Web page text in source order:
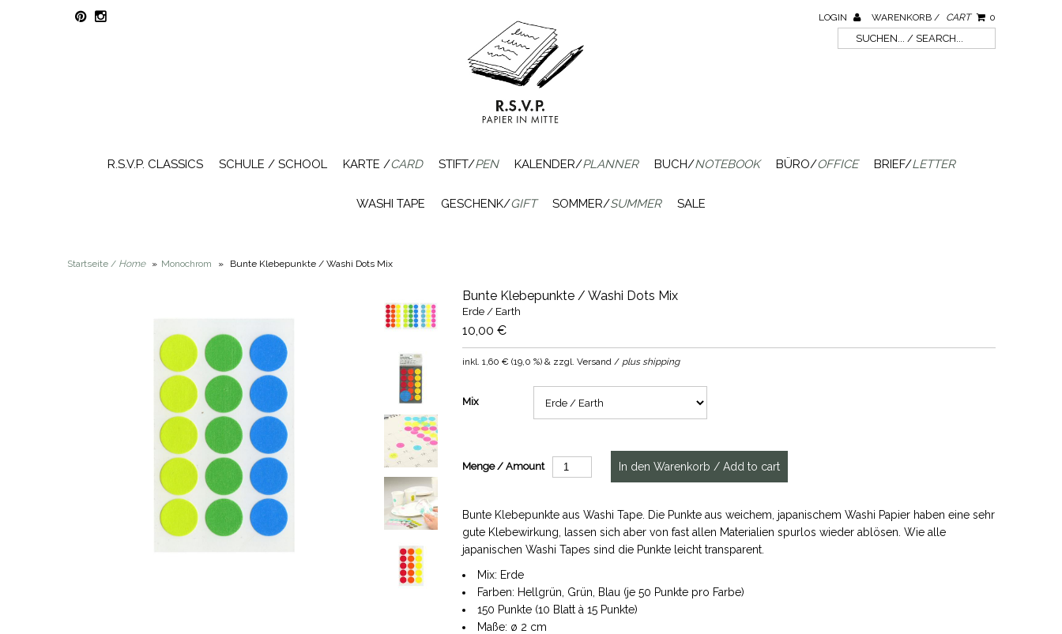
LOGIN WARENKORB / CART 0
R.S.V.P. CLASSICS SCHULE / SCHOOL KARTE /CARD STIFT/PEN KALENDER/PLANNER BUCH/NOTEBOOK BÜRO/OFFICE BRIEF/LETTER
WASHI TAPE GESCHENK/GIFT SOMMER/SUMMER SALE
Startseite / Home » Monochrom » Bunte Klebepunkte / Washi Dots Mix
Bunte Klebepunkte / Washi Dots Mix
Erde / Earth
10,00 €
inkl. 1,60 € (19,0 %) & zzgl. Versand / plus shipping
Mix
Menge / Amount
Bunte Klebepunkte aus Washi Tape. Die Punkte aus weichem, japanischem Washi Papier haben eine sehr
gute Klebewirkung, lassen sich aber von fast allen Materialien spurlos wieder ablösen. Wie alle
japanischen Washi Tapes sind die Punkte leicht transparent.
Mix: Erde
Farben: Hellgrün, Grün, Blau (je 50 Punkte pro Farbe)
150 Punkte (10 Blatt à 15 Punkte)
Maße: ø 2 cm